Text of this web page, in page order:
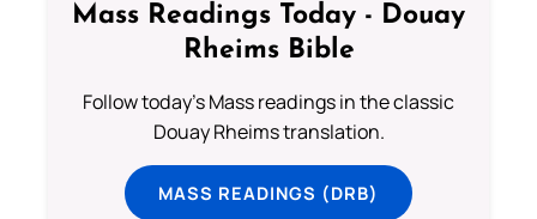
Mass Readings Today - Douay
Rheims Bible
Follow today's Mass readings in the classic
Douay Rheims translation.
MASS READINGS (DRB)